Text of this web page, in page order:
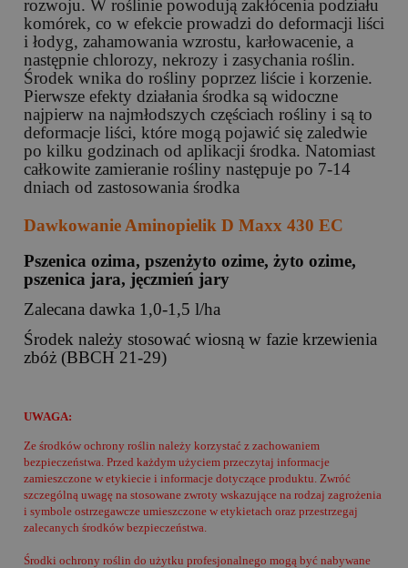
rozwoju. W roślinie powodują zakłócenia podziału
komórek, co w efekcie prowadzi do deformacji liści
i łodyg, zahamowania wzrostu, karłowacenie, a
następnie chlorozy, nekrozy i zasychania roślin.
Środek wnika do rośliny poprzez liście i korzenie.
Pierwsze efekty działania środka są widoczne
najpierw na najmłodszych częściach rośliny i są to
deformacje liści, które mogą pojawić się zaledwie
po kilku godzinach od aplikacji środka. Natomiast
całkowite zamieranie rośliny następuje po 7-14
dniach od zastosowania środka
Dawkowanie Aminopielik D Maxx 430 EC
Pszenica ozima, pszenżyto ozime, żyto ozime,
pszenica jara, jęczmień jary
Zalecana dawka 1,0-1,5 l/ha
Środek należy stosować wiosną w fazie krzewienia
zbóż (BBCH 21-29)
UWAGA:
Ze środków ochrony roślin należy korzystać z zachowaniem
bezpieczeństwa. Przed każdym użyciem przeczytaj informacje
zamieszczone w etykiecie i informacje dotyczące produktu. Zwróć
szczególną uwagę na stosowane zwroty wskazujące na rodzaj zagrożenia
i symbole ostrzegawcze umieszczone w etykietach oraz przestrzegaj
zalecanych środków bezpieczeństwa.
Środki ochrony roślin do użytku profesjonalnego mogą być nabywane